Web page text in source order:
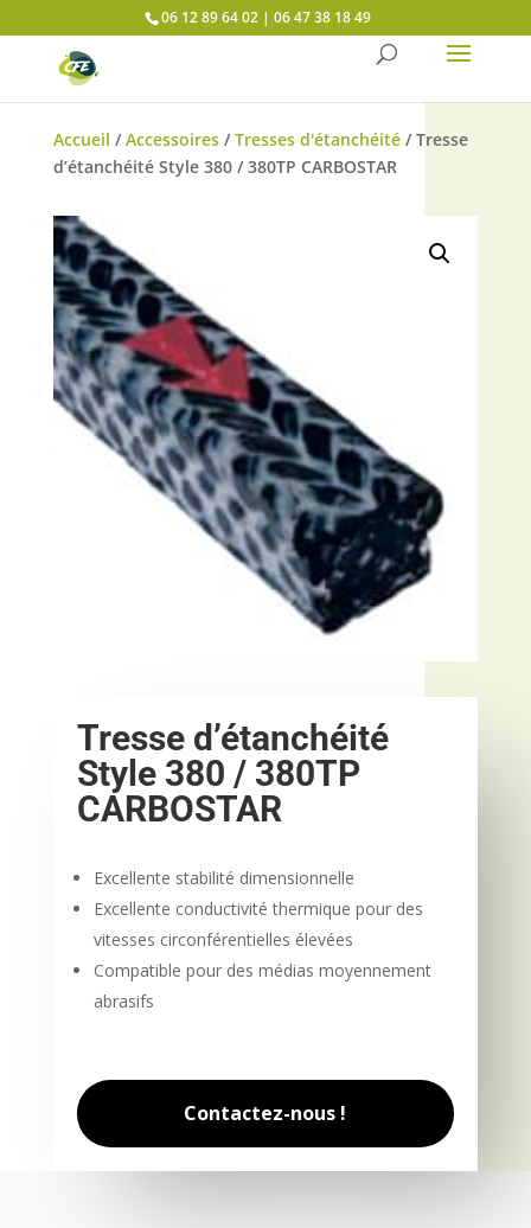
Panneau de gestion des cookies06 12 89 64 02 | 06 47 38 18 49
Accueil /Accessoires/Tresses d'étanchéité/ Tresse
d’étanchéité Style 380 / 380TP CARBOSTAR
Tresse d’étanchéité
Style 380 / 380TP
CARBOSTAR
Excellente stabilité dimensionnelle
Excellente conductivité thermique pour des
vitesses circonférentielles élevées
Compatible pour des médias moyennement
abrasifs
Contactez-nous !